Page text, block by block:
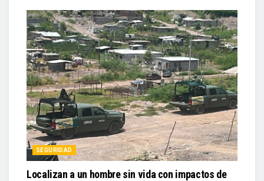
SEGURIDAD
Localizan a un hombre sin vida con impactos de